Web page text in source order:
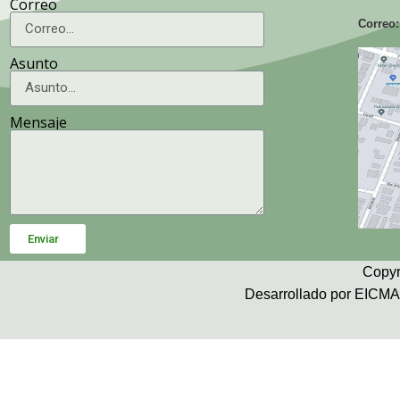
Correo
Asunto
Mensaje
Enviar
Correo:
Desarrollado por